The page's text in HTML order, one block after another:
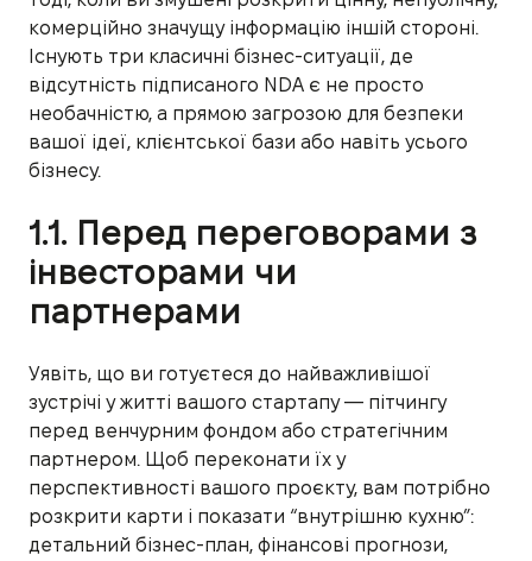
комерційно значущу інформацію іншій стороні.
Існують три класичні бізнес-ситуації, де
відсутність підписаного NDA є не просто
необачністю, а прямою загрозою для безпеки
вашої ідеї, клієнтської бази або навіть усього
бізнесу.
1.1. Перед переговорами з
інвесторами чи
партнерами
Уявіть, що ви готуєтеся до найважливішої
зустрічі у житті вашого стартапу — пітчингу
перед венчурним фондом або стратегічним
партнером. Щоб переконати їх у
перспективності вашого проєкту, вам потрібно
розкрити карти і показати “внутрішню кухню”:
детальний бізнес-план, фінансові прогнози,